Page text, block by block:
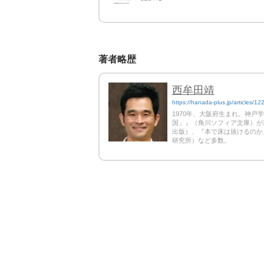
著者略歴
西牟田靖
https://hanada-plus.jp/articles/
1970年、大阪府生まれ。神戸
国」』（角川ソフィア文庫）
出版）、『本で床は抜けるの
研究所）など多数。